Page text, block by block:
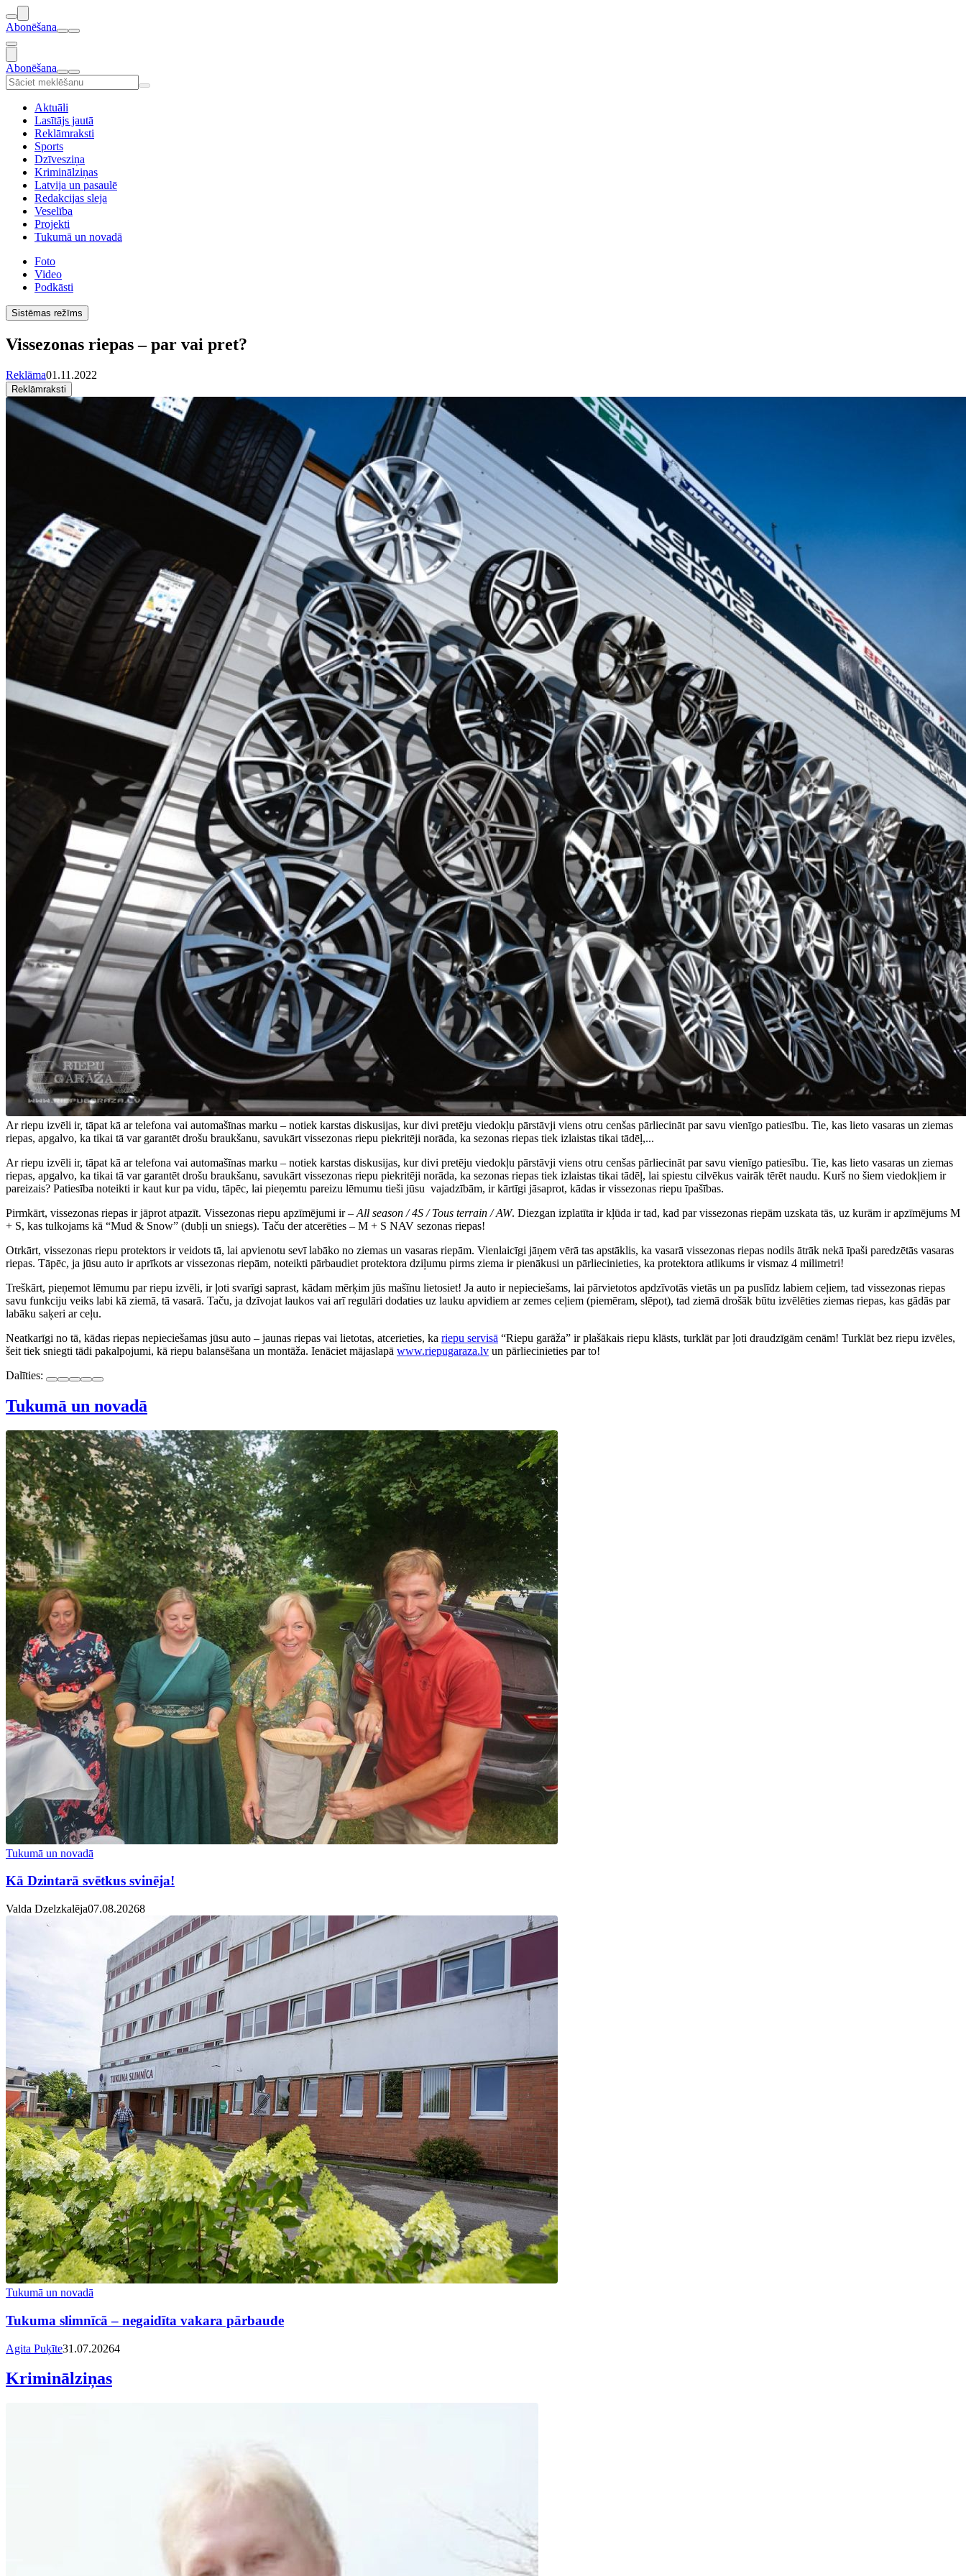
Abonēšana
Abonēšana
Aktuāli
Lasītājs jautā
Reklāmraksti
Sports
Dzīvesziņa
Kriminālziņas
Latvija un pasaulē
Redakcijas sleja
Veselība
Projekti
Tukumā un novadā
Foto
Video
Podkāsti
Sistēmas režīms
Vissezonas riepas – par vai pret?
Reklāma01.11.2022
Reklāmraksti
Ar riepu izvēli ir, tāpat kā ar telefona vai automašīnas marku – notiek karstas diskusijas, kur divi pretēju viedokļu pārstāvji viens otru cenšas pārliecināt par savu vienīgo patiesību. Tie, kas lieto vasaras un ziemas
riepas, apgalvo, ka tikai tā var garantēt drošu braukšanu, savukārt vissezonas riepu piekritēji norāda, ka sezonas riepas tiek izlaistas tikai tādēļ,...
Ar riepu izvēli ir, tāpat kā ar telefona vai automašīnas marku – notiek karstas diskusijas, kur divi pretēju viedokļu pārstāvji viens otru cenšas pārliecināt par savu vienīgo patiesību. Tie, kas lieto vasaras un ziemas
riepas, apgalvo, ka tikai tā var garantēt drošu braukšanu, savukārt vissezonas riepu piekritēji norāda, ka sezonas riepas tiek izlaistas tikai tādēļ, lai spiestu cilvēkus vairāk tērēt naudu. Kurš no šiem viedokļiem ir
pareizais? Patiesība noteikti ir kaut kur pa vidu, tāpēc, lai pieņemtu pareizu lēmumu tieši jūsu vajadzībām, ir kārtīgi jāsaprot, kādas ir vissezonas riepu īpašības.
Pirmkārt, vissezonas riepas ir jāprot atpazīt. Vissezonas riepu apzīmējumi ir – All season / 4S / Tous terrain / AW. Diezgan izplatīta ir kļūda ir tad, kad par vissezonas riepām uzskata tās, uz kurām ir apzīmējums M
+ S, kas tulkojams kā “Mud & Snow” (dubļi un sniegs). Taču der atcerēties – M + S NAV sezonas riepas!
Otrkārt, vissezonas riepu protektors ir veidots tā, lai apvienotu sevī labāko no ziemas un vasaras riepām. Vienlaicīgi jāņem vērā tas apstāklis, ka vasarā vissezonas riepas nodils ātrāk nekā īpaši paredzētās vasaras
riepas. Tāpēc, ja jūsu auto ir aprīkots ar vissezonas riepām, noteikti pārbaudiet protektora dziļumu pirms ziema ir pienākusi un pārliecinieties, ka protektora atlikums ir vismaz 4 milimetri!
Treškārt, pieņemot lēmumu par riepu izvēli, ir ļoti svarīgi saprast, kādam mērķim jūs mašīnu lietosiet! Ja auto ir nepieciešams, lai pārvietotos apdzīvotās vietās un pa puslīdz labiem ceļiem, tad vissezonas riepas
savu funkciju veiks labi kā ziemā, tā vasarā. Taču, ja dzīvojat laukos vai arī regulāri dodaties uz lauku apvidiem ar zemes ceļiem (piemēram, slēpot), tad ziemā drošāk būtu izvēlēties ziemas riepas, kas gādās par
labāku saķeri ar ceļu.
Neatkarīgi no tā, kādas riepas nepieciešamas jūsu auto – jaunas riepas vai lietotas, atcerieties, ka riepu servisā “Riepu garāža” ir plašākais riepu klāsts, turklāt par ļoti draudzīgām cenām! Turklāt bez riepu izvēles,
šeit tiek sniegti tādi pakalpojumi, kā riepu balansēšana un montāža. Ienāciet mājaslapā www.riepugaraza.lv un pārliecinieties par to!
Dalīties:
Tukumā un novadā
Tukumā un novadā
Kā Dzintarā svētkus svinēja!
Valda Dzelzkalēja07.08.20268
Tukumā un novadā
Tukuma slimnīcā – negaidīta vakara pārbaude
Agita Puķīte31.07.20264
Kriminālziņas